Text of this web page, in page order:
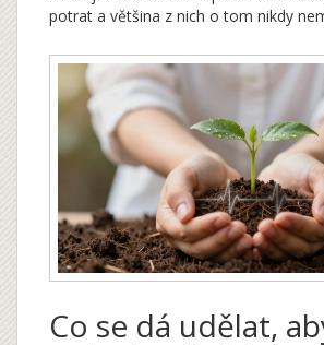
potrat a většina z nich o tom nikdy
Co se dá udělat,